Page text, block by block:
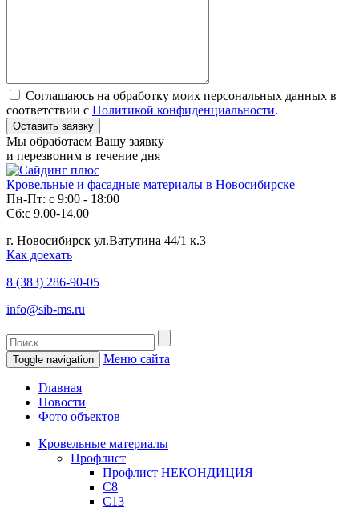
Соглашаюсь на обработку моих персональных данных в
соответствии с Политикой конфиденциальности.
Мы обработаем Вашу заявку
и перезвоним в течение дня
Кровельные и фасадные материалы в Новосибирске
Пн-Пт: с 9:00 - 18:00
Сб:с 9.00-14.00
г. Новосибирск ул.Ватутина 44/1 к.3
Как доехать
8 (383) 286-90-05
info@sib-ms.ru
Toggle navigation Меню сайта
Главная
Новости
Фото объектов
Кровельные материалы
Профлист
Профлист НЕКОНДИЦИЯ
С8
С13